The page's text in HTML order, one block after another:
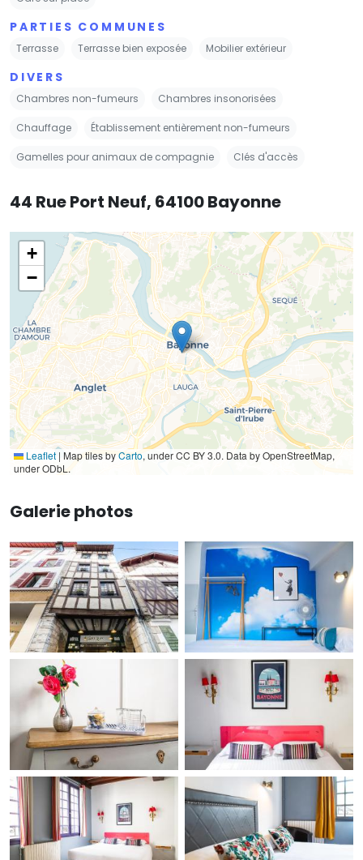
PARTIES COMMUNES
Terrasse Terrasse bien exposée Mobilier extérieur
DIVERS
Chambres non-fumeurs Chambres insonorisées
Chauffage Établissement entièrement non-fumeurs
Gamelles pour animaux de compagnie Clés d'accès
44 Rue Port Neuf, 64100 Bayonne
+
−
Leaflet | Map tiles byCarto, under CC BY 3.0. Data by OpenStreetMap,
under ODbL.
Galerie photos